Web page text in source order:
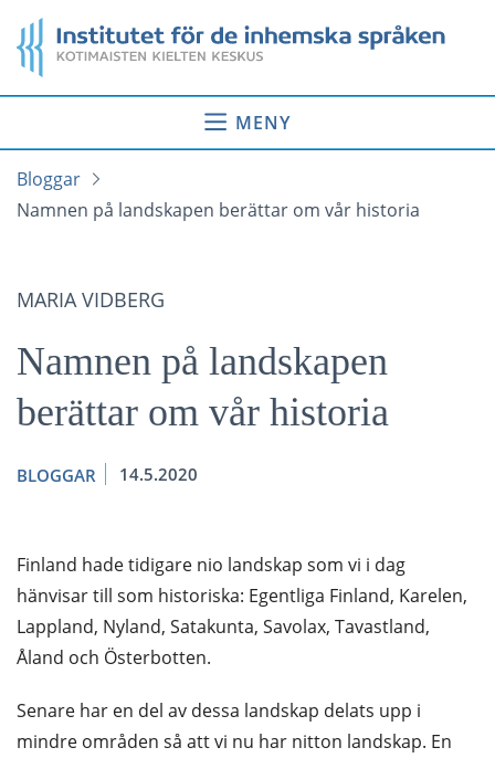
till
innehåll
Startsida
MENY
Bloggar
Namnen på landskapen berättar om vår historia
MARIA VIDBERG
Namnen på landskapen
berättar om vår historia
BLOGGAR 14.5.2020
Finland hade tidigare nio landskap som vi i dag
hänvisar till som historiska: Egentliga Finland, Karelen,
Lappland, Nyland, Satakunta, Savolax, Tavastland,
Åland och Österbotten.
Senare har en del av dessa landskap delats upp i
mindre områden så att vi nu har nitton landskap. En